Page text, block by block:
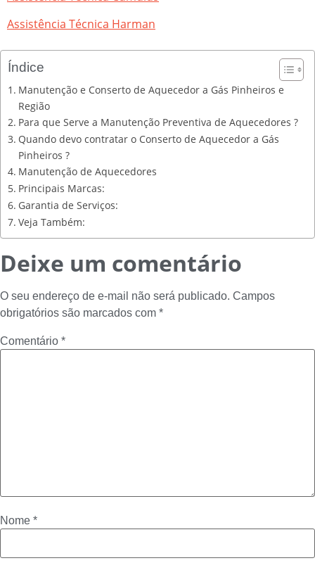
Assistência Técnica Harman
Índice
Manutenção e Conserto de Aquecedor a Gás Pinheiros e
Região
Para que Serve a Manutenção Preventiva de Aquecedores ?
Quando devo contratar o Conserto de Aquecedor a Gás
Pinheiros ?
Manutenção de Aquecedores
Principais Marcas:
Garantia de Serviços:
Veja Também:
Deixe um comentário
O seu endereço de e-mail não será publicado. Campos
obrigatórios são marcados com *
Comentário *
Nome *